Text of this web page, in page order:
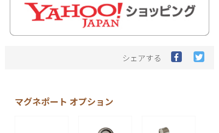
シェアする Facebook
で で
マグネポート オプション